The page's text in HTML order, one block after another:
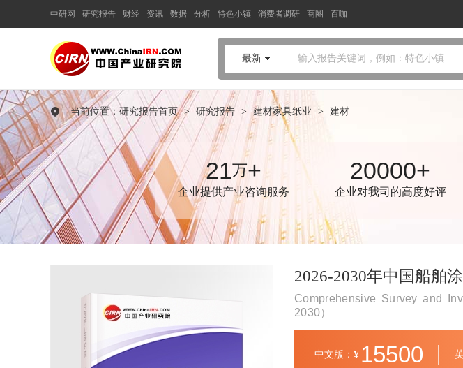
中研网 研究报告 财经 资讯 数据 分析 特色小镇 消费者调研 商圈 百咖
输入报告关键词，例如：特色小镇
最新
当前位置： 研究报告首页 > 研究报告 > 建材家具纸业 > 建材
21万+
企业提供产业咨询服务
20000+
企业对我司的高度好评
2026-2030年中国船舶
Comprehensive Survey and
2030）
中文版： ¥ 15500
中国产业咨询领导者
2026-2030年中国船舶涂料行
业全景调研与投资战略研究报
告
品质保障，一年免费更新维护
报告编号：1926153
出版日期：2026年4月
《2026-2030年中国船舶涂料行业全景调研与投资战略研究报告》
由中研普华船舶涂料行业分析专家领衔撰写，主要分析了船舶涂
料行业的市场规模、发展现状与投资前景，同时对船舶涂料行业
27年研究经验，深度洞察行业驱动力
多元化、高学历的实战型精英团队
微信扫一扫，立即订购报告